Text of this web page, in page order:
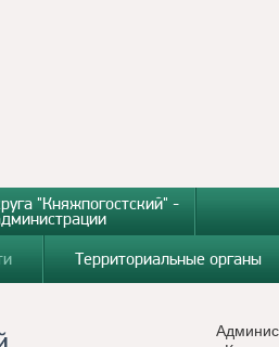
"Княжпогостский" -
Территориальные органы